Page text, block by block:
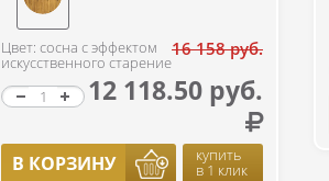
Цвет: сосна с эффектом
искусственного старение
16 158 руб.
12 118.50 руб.
В КОРЗИНУ купить
в 1 клик